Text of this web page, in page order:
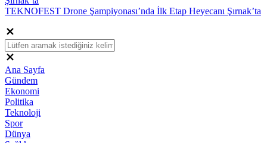
TEKNOFEST Drone Şampiyonası’nda İlk Etap Heyecanı Şırnak’ta
Ana Sayfa
Gündem
Ekonomi
Politika
Teknoloji
Spor
Dünya